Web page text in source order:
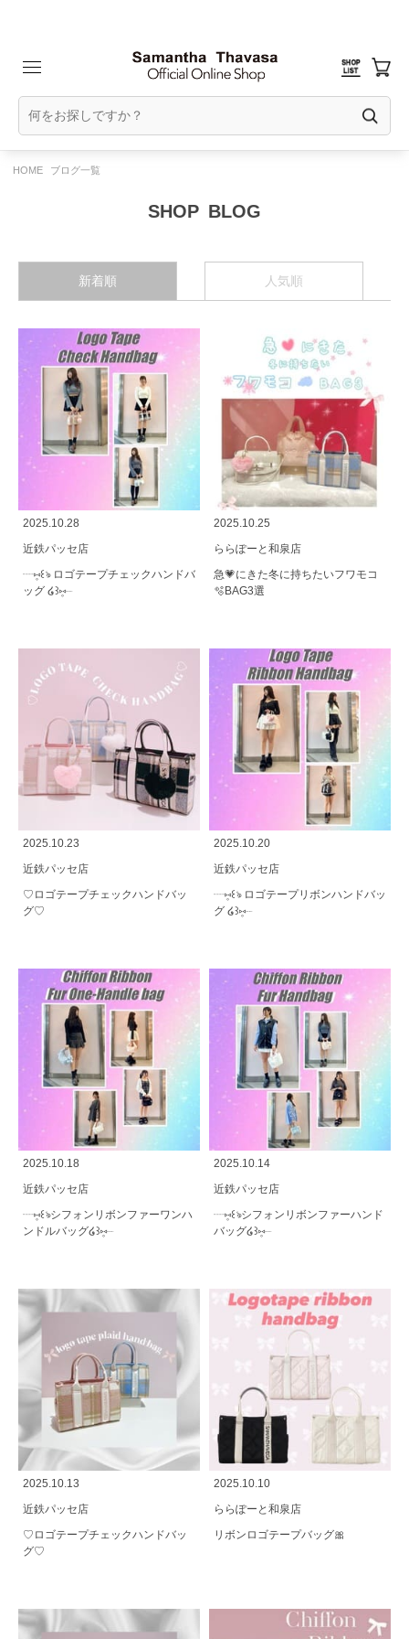
HOME ブログ一覧
BLOG
新着順 人気順
2025.10.28
近鉄パッセ店
┈⑅̥꒰ঌ ロゴテープチェックハンドバ
ッグ ໒꒱⑅̥┈
2025.10.25
ららぽーと和泉店
急💗にきた冬に持ちたいフワモコ
🫧BAG3選
2025.10.23
近鉄パッセ店
♡ロゴテープチェックハンドバッ
グ♡
2025.10.20
近鉄パッセ店
┈⑅̥꒰ঌ ロゴテープリボンハンドバッ
グ ໒꒱⑅̥┈
2025.10.18
近鉄パッセ店
┈⑅̥꒰ঌシフォンリボンファーワンハ
ンドルバッグ໒꒱⑅̥┈
2025.10.14
近鉄パッセ店
┈⑅̥꒰ঌシフォンリボンファーハンド
バッグ໒꒱⑅̥┈
2025.10.13
近鉄パッセ店
♡ロゴテープチェックハンドバッ
グ♡
2025.10.10
ららぽーと和泉店
リボンロゴテープバッグ🎀